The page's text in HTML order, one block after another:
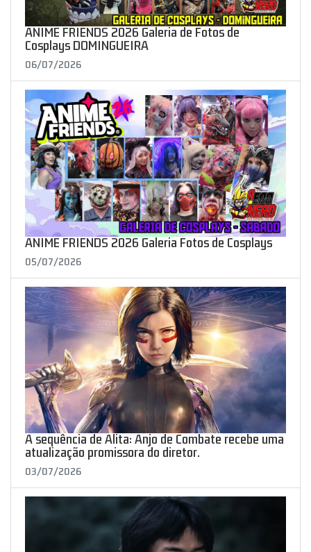
ANIME FRIENDS 2026 Galeria de Fotos de
Cosplays DOMINGUEIRA
06/07/2026
ANIME FRIENDS 2026 Galeria Fotos de Cosplays
05/07/2026
A sequência de Alita: Anjo de Combate recebe uma
atualização promissora do diretor.
03/07/2026